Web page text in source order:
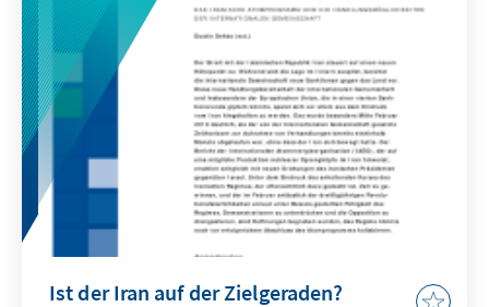
Bewertung der wichtigsten Elemente der NSS,
insbesondere mit Blick auf ihre Bedeutung für
Europa und die zukünftige Rolle der USA in
der internationalen Politik.
Ist der Iran auf der Zielgeraden?